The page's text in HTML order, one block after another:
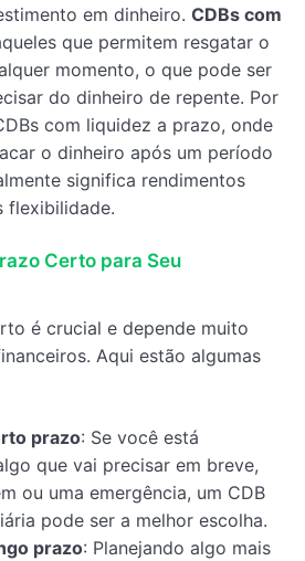
em dinheiro. CDBs com
que permitem resgatar o
momento, o que pode ser
do dinheiro de repente. Por
com liquidez a prazo, onde
o dinheiro após um período
significa rendimentos
flexibilidade.
Certo para Seu
é crucial e depende muito
Aqui estão algumas
prazo: Se você está
que vai precisar em breve,
ou uma emergência, um CDB
pode ser a melhor escolha.
prazo: Planejando algo mais